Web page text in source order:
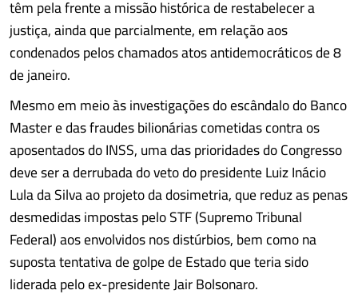
têm pela frente a missão histórica de restabelecer a
justiça, ainda que parcialmente, em relação aos
condenados pelos chamados atos antidemocráticos de 8
de janeiro.
Mesmo em meio às investigações do escândalo do Banco
Master e das fraudes bilionárias cometidas contra os
aposentados do INSS, uma das prioridades do Congresso
deve ser a derrubada do veto do presidente Luiz Inácio
Lula da Silva ao projeto da dosimetria, que reduz as penas
desmedidas impostas pelo STF (Supremo Tribunal
Federal) aos envolvidos nos distúrbios, bem como na
suposta tentativa de golpe de Estado que teria sido
liderada pelo ex-presidente Jair Bolsonaro.